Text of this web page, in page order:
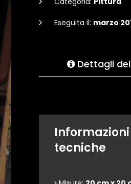
Eseguita il: marzo
Dettagli
Informazioni
tecniche